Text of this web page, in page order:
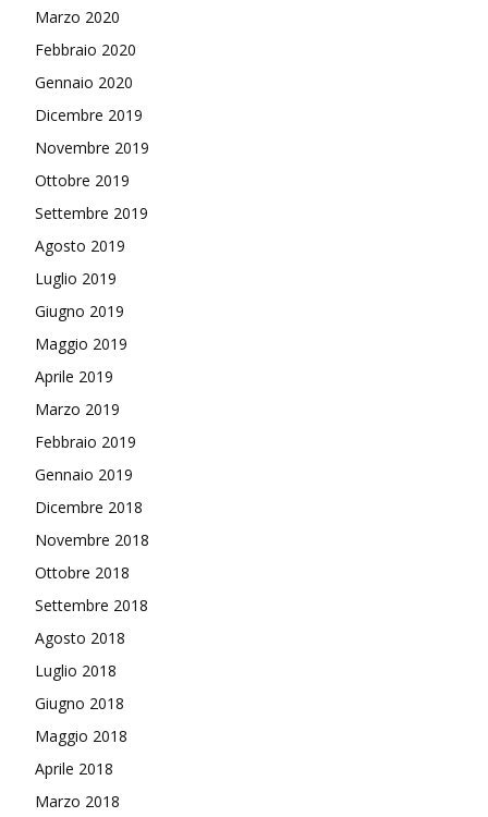
Marzo 2020
Febbraio 2020
Gennaio 2020
Dicembre 2019
Novembre 2019
Ottobre 2019
Settembre 2019
Agosto 2019
Luglio 2019
Giugno 2019
Maggio 2019
Aprile 2019
Marzo 2019
Febbraio 2019
Gennaio 2019
Dicembre 2018
Novembre 2018
Ottobre 2018
Settembre 2018
Agosto 2018
Luglio 2018
Giugno 2018
Maggio 2018
Aprile 2018
Marzo 2018